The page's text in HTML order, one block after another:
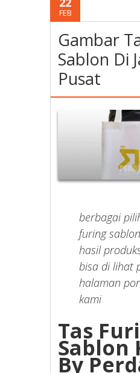
FEB
Gambar
Sablon Di
Pusat
berbagai
furing
hasil
bisa di lihat
halaman
kami
Tas
Sablon
By